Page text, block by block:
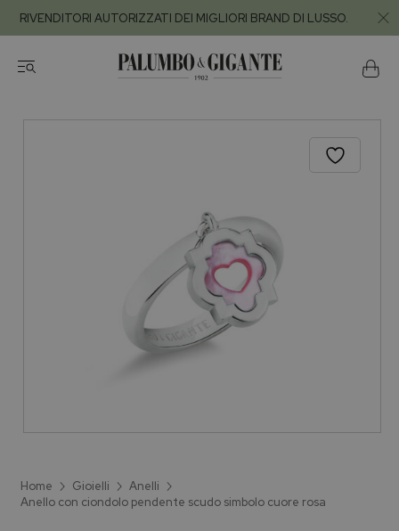
RIVENDITORI AUTORIZZATI DEI MIGLIORI BRAND DI LUSSO.
Home Gioielli
Anelli
Anello con ciondolo pendente scudo simbolo cuore rosa